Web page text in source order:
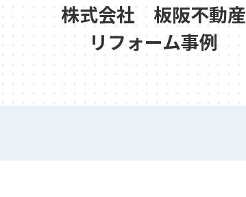
株式会社 板阪不動産
リフォーム事例